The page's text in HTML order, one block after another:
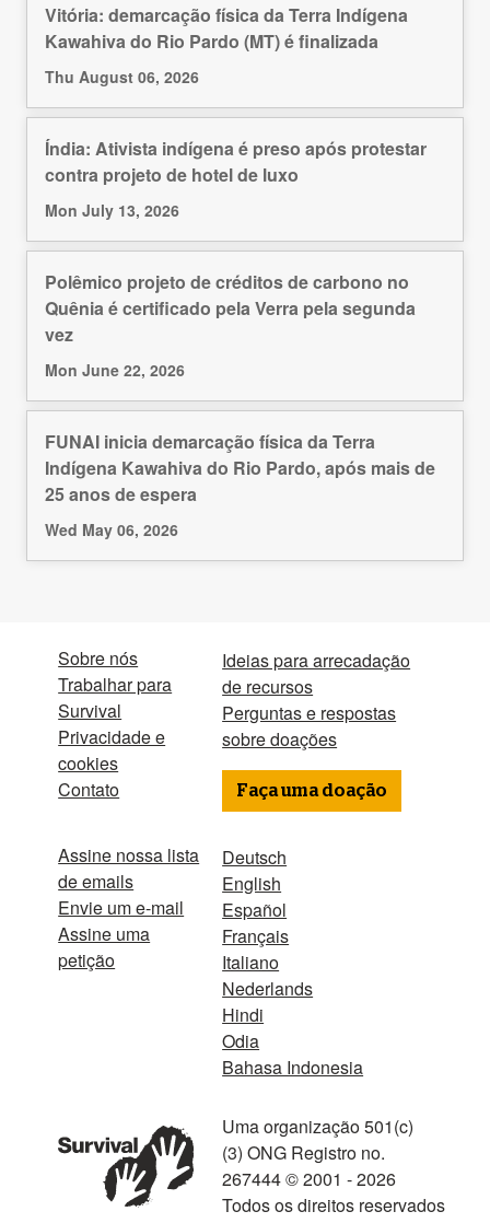
Vitória: demarcação física da Terra Indígena
Kawahiva do Rio Pardo (MT) é finalizada
Thu August 06, 2026
Índia: Ativista indígena é preso após protestar
contra projeto de hotel de luxo
Mon July 13, 2026
Polêmico projeto de créditos de carbono no
Quênia é certificado pela Verra pela segunda
vez
Mon June 22, 2026
FUNAI inicia demarcação física da Terra
Indígena Kawahiva do Rio Pardo, após mais de
25 anos de espera
Wed May 06, 2026
Sobre nós
Trabalhar para
Survival
Privacidade e
cookies
Contato
Assine nossa lista
de emails
Envie um e-mail
Assine uma
petição
Ideias para arrecadação
de recursos
Perguntas e respostas
sobre doações
Faça uma doação
Deutsch
English
Español
Français
Italiano
Nederlands
Hindi
Odia
Bahasa Indonesia
Uma organização 501(c)
(3) ONG Registro no.
267444 © 2001 - 2026
Todos os direitos reservados